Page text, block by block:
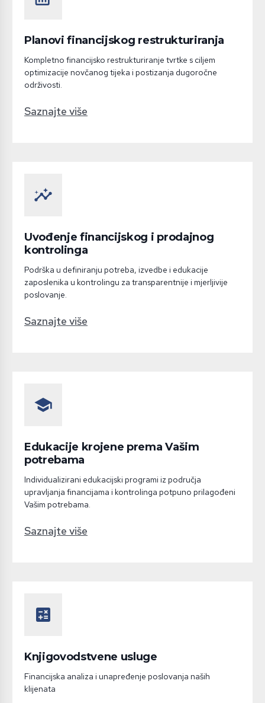
Planovi financijskog restrukturiranja
Kompletno financijsko restrukturiranje tvrtke s ciljem
optimizacije novčanog tijeka i postizanja dugoročne
održivosti.
Saznajte više
insights
Uvođenje financijskog i prodajnog
kontrolinga
Podrška u definiranju potreba, izvedbe i edukacije
zaposlenika u kontrolingu za transparentnije i mjerljivije
poslovanje.
Saznajte više
school
Edukacije krojene prema Vašim
potrebama
Individualizirani edukacijski programi iz područja
upravljanja financijama i kontrolinga potpuno prilagođeni
Vašim potrebama.
Saznajte više
calculate
Knjigovodstvene usluge
Financijska analiza i unapređenje poslovanja naših
klijenata